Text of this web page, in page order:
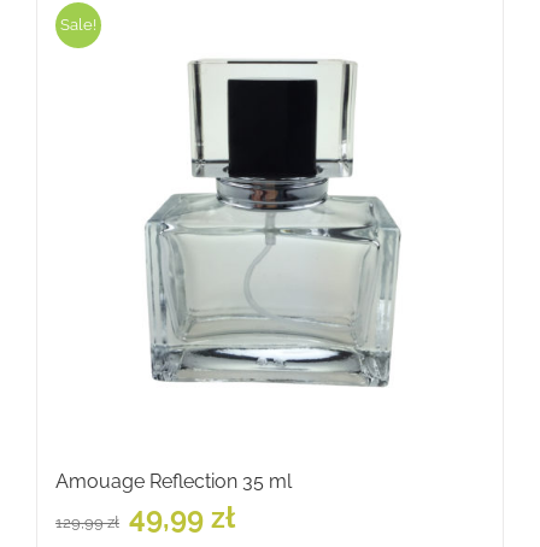
Sale!
Amouage Reflection 35 ml
129,99zł
Pierwotna
cena
49,99 złcena